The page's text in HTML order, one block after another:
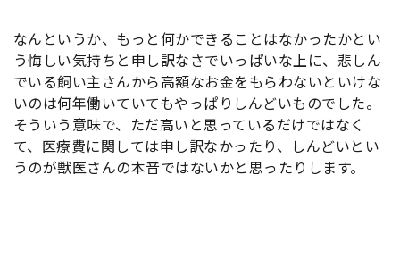
なんというか、もっと何かできることはなかったかとい
う悔しい気持ちと申し訳なさでいっぱいな上に、悲しん
でいる飼い主さんから高額なお金をもらわないといけな
いのは何年働いていてもやっぱりしんどいものでした。
そういう意味で、ただ高いと思っているだけではなく
て、医療費に関しては申し訳なかったり、しんどいとい
うのが獣医さんの本音ではないかと思ったりします。